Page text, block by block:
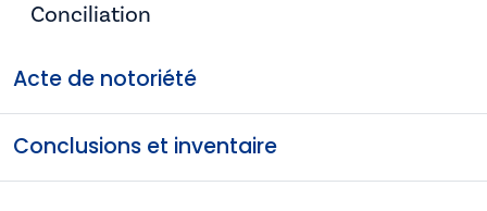
Conciliation
Acte de notoriété
Conclusions et inventaire